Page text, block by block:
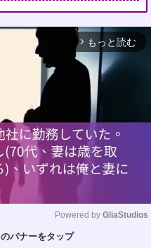
arrow_forward_ios もっと読む
Powered by GliaStudios
バナーをタップ